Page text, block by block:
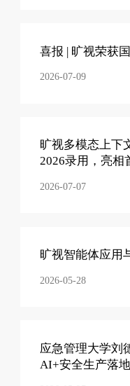
喜报 | 旷视荣获
2026-07-09
旷视多模态上下
2026录用，亮相
2026-07-07
旷视智能体应用
2026-05-28
应急管理大学刘
AI+安全生产落